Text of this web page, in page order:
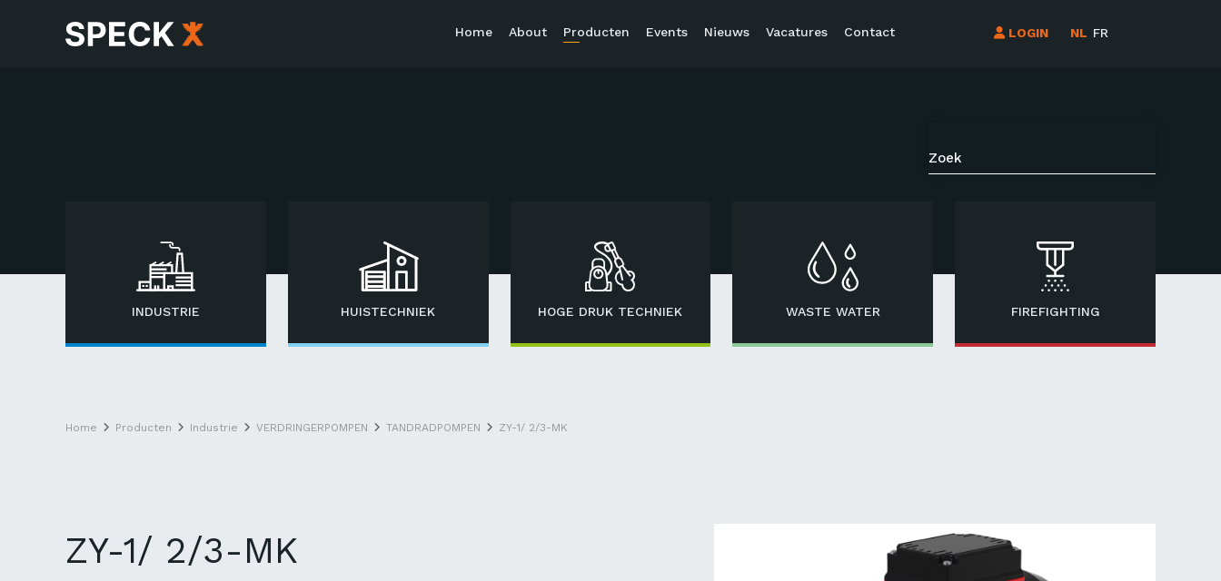
Home About Producten Events Nieuws Vacatures Contact LOGIN NL FR
INDUSTRIE HUISTECHNIEK HOGE DRUK TECHNIEK WASTE WATER FIREFIGHTING
Home Producten Industrie VERDRINGERPOMPEN TANDRADPOMPEN ZY-1/ 2/3-MK
ZY-1/ 2/3-MK